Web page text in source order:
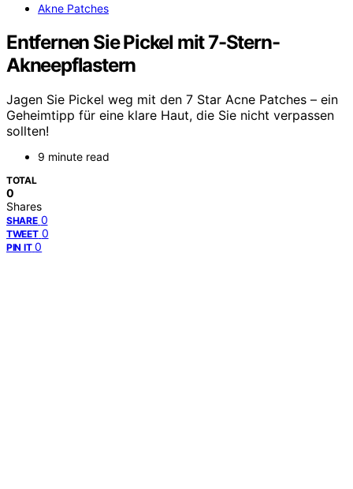
Akne Patches
Entfernen Sie Pickel mit 7-Stern-
Akneepflastern
Jagen Sie Pickel weg mit den 7 Star Acne Patches – ein
Geheimtipp für eine klare Haut, die Sie nicht verpassen
sollten!
9 minute read
TOTAL
0
Shares
SHARE 0
TWEET 0
PIN IT 0